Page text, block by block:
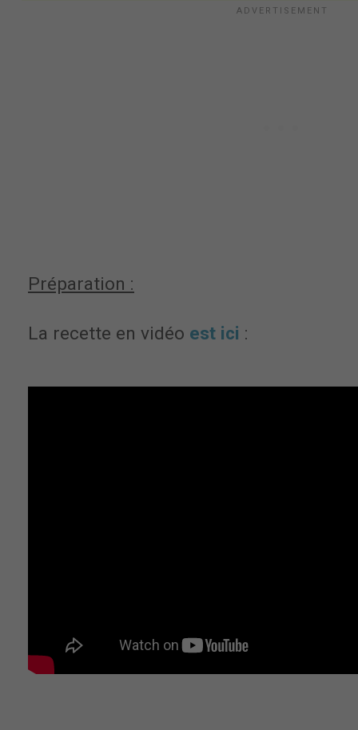
Préparation :
La recette en vidéo est ici :